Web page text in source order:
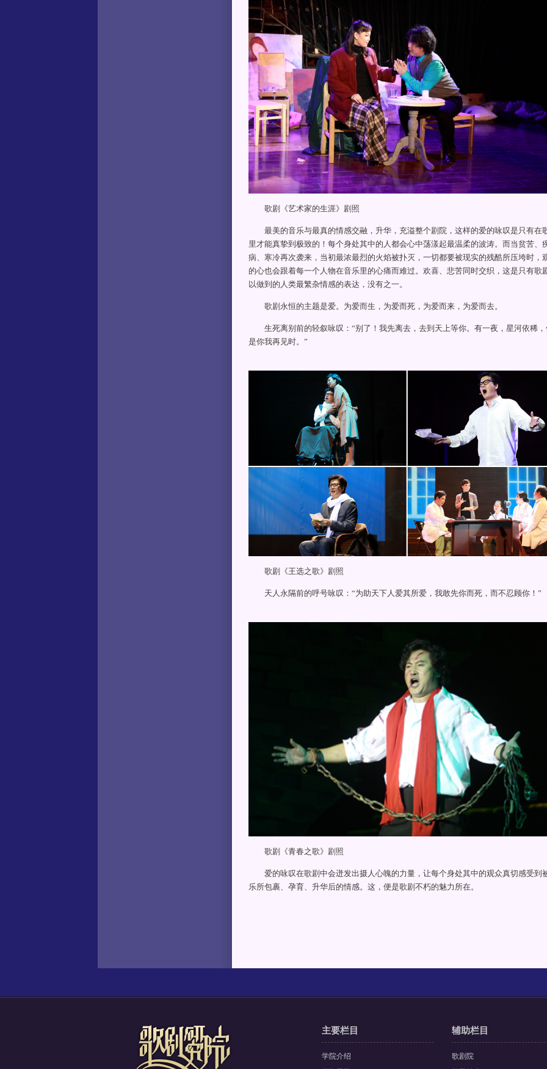
歌剧《艺术家的生涯》剧照
最美的音乐与最真的情感交融，升华，充溢整个剧院，这样的爱的咏叹是只有在
里才能真挚到极致的！每个身处其中的人都会心中荡漾起最温柔的波涛。而当贫苦、
病、寒冷再次袭来，当初最浓最烈的火焰被扑灭，一切都要被现实的残酷所压垮时，
的心也会跟着每一个人物在音乐里的心痛而难过。欢喜、悲苦同时交织，这是只有歌
以做到的人类最繁杂情感的表达，没有之一。
歌剧永恒的主题是爱。为爱而生，为爱而死，为爱而来，为爱而去。
生死离别前的轻叙咏叹：“别了！我先离去，去到天上等你。有一夜，星河依稀，
是你我再见时。”
歌剧《王选之歌》剧照
天人永隔前的呼号咏叹：“为助天下人爱其所爱，我敢先你而死，而不忍顾你！”
歌剧《青春之歌》剧照
爱的咏叹在歌剧中会迸发出摄人心魄的力量，让每个身处其中的观众真切感受到
乐所包裹、孕育、升华后的情感。这，便是歌剧不朽的魅力所在。
主要栏目
学院介绍
辅助栏目
歌剧院